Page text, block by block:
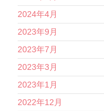
2024年4月
2023年9月
2023年7月
2023年3月
2023年1月
2022年12月